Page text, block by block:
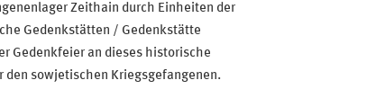
Zeithain durch Einheiten der
Gedenkstätten / Gedenkstätte
Gedenkfeier an dieses historische
den sowjetischen Kriegsgefangenen.